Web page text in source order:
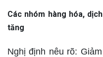
Các nhóm hàng hóa,
tăng
Nghị định nêu rõ: